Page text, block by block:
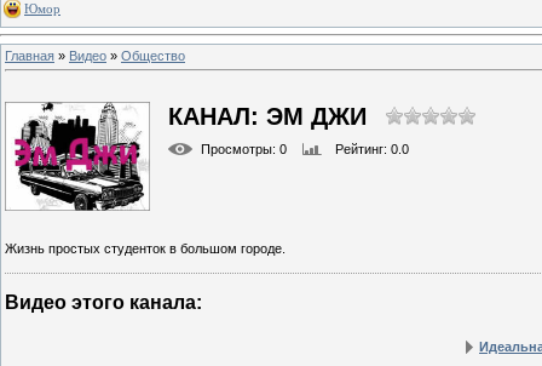
Юмор
Главная » Видео » Общество
КАНАЛ: ЭМ ДЖИ
Просмотры: 0 Рейтинг: 0.0
Жизнь простых студенток в большом городе.
Видео этого канала: